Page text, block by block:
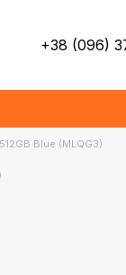
+38 (096)
Blue (MLQG3)